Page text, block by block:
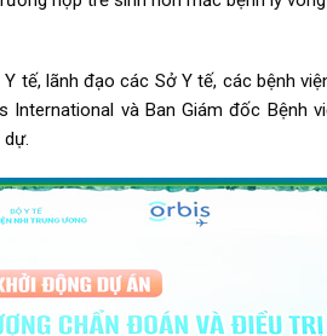
tế, lãnh đạo các Sở Y tế, các bệnh
và Ban Giám đốc Bệnh